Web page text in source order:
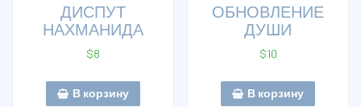
ДИСПУТ
НАХМАНИДА
$8
В корзину
ОБНОВЛЕНИЕ
ДУШИ
$10
В корзину